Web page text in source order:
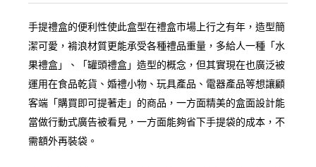
手提禮盒的便利性使此盒型在禮盒市場上行之有年，造型簡
潔可愛，褙浪材質更能承受各種禮品重量，多給人一種「水
果禮盒」、「罐頭禮盒」造型的概念，但其實現在也廣泛被
運用在食品乾貨、婚禮小物、玩具產品、電器產品等想讓顧
客端「購買即可提著走」的商品，一方面精美的盒面設計能
當做行動式廣告被看見，一方面能夠省下手提袋的成本，不
需額外再裝袋。